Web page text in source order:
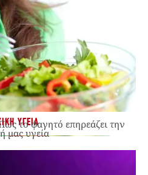
ΥΓΕΙΑ
το φαγητό επηρεάζει την
μας υγεία